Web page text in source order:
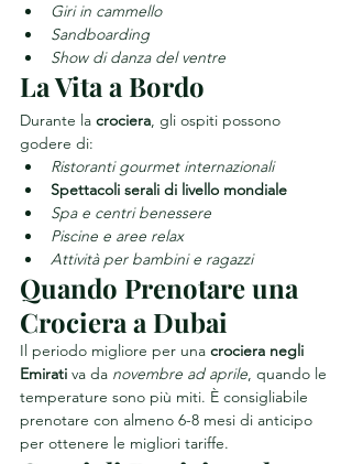
Giri in cammello
Sandboarding
Show di danza del ventre
La Vita a Bordo
Durante la crociera, gli ospiti possono
godere di:
Ristoranti gourmet internazionali
Spettacoli serali di livello mondiale
Spa e centri benessere
Piscine e aree relax
Attività per bambini e ragazzi
Quando Prenotare una
Crociera a Dubai
Il periodo migliore per una crociera negli
Emirati va da novembre ad aprile, quando le
temperature sono più miti. È consigliabile
prenotare con almeno 6-8 mesi di anticipo
per ottenere le migliori tariffe.